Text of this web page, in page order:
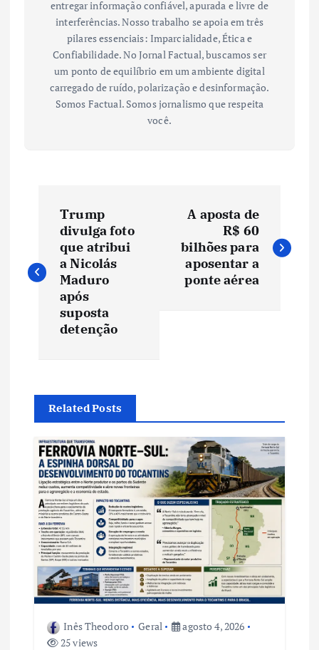
entregar informação confiável, apurada e livre de
interferências. Nosso trabalho se apoia em três
pilares essenciais: Imparcialidade, Ética e
Confiabilidade. No Jornal Factual, buscamos ser
um ponto de equilíbrio em um ambiente digital
carregado de ruído, polarização e desinformação.
Somos Factual. Somos jornalismo que respeita
você.
v
ã
o
d
e
P
Trump
divulga foto
que atribui
a Nicolás
Maduro
após
suposta
detenção
A aposta de
R$ 60
bilhões para
aposentar a
ponte aérea
Related Posts
Inês Theodoro Geral
agosto 4, 2026
25 views